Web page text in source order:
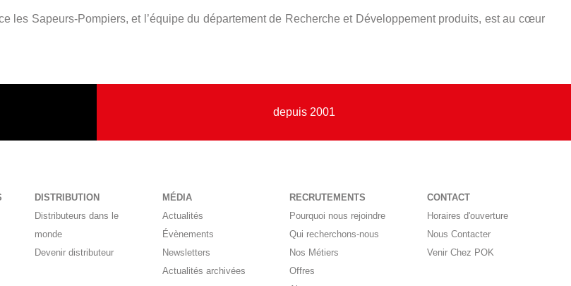
les Sapeurs-Pompiers, et l’équipe du département de Recherche et Développement produits, est au cœur
depuis 2001
DISTRIBUTION
Distributeurs dans le
monde
Devenir distributeur
MÉDIA
Actualités
Évènements
Newsletters
Actualités archivées
RECRUTEMENTS
Pourquoi nous rejoindre
Qui recherchons-nous
Nos Métiers
Offres
CONTACT
Horaires d'ouverture
Nous Contacter
Venir Chez POK